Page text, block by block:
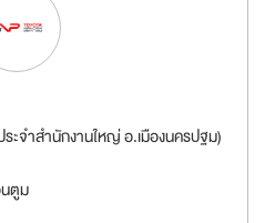
ะจำสำนักงานใหญ่ อ.เมืองนครปฐม)
ตูม